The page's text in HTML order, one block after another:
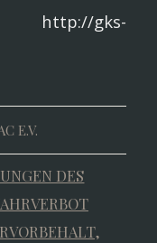
gks-
E.V.
DES
,